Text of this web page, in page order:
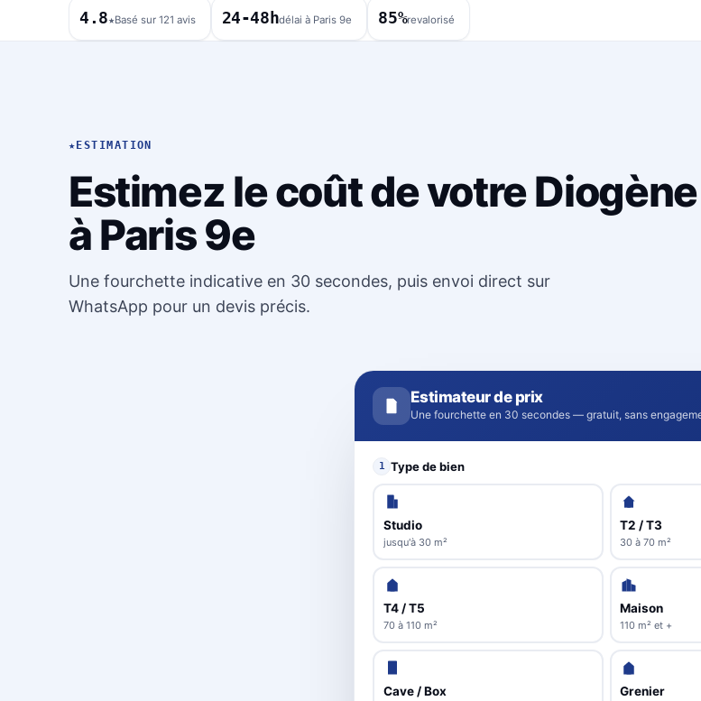
4.8★Basé sur 121 avis 24-48hdélai à Paris 9e 85%revalorisé
★ ESTIMATION
Estimez le coût de votre Diogène
à Paris 9e
Une fourchette indicative en 30 secondes, puis envoi direct sur
WhatsApp pour un devis précis.
Estimateur de prix
Une fourchette en 30 secondes — gratuit, sans
1 Type de bien
Studio
jusqu'à 30 m²
T2 / T3
30 à 70 m²
T4 / T5
70 à 110 m²
Maison
110 m² et +
Cave / Box Grenier